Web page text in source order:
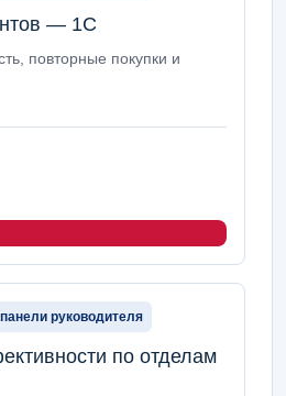
— 1С
повторные покупки и
руководителя
по отделам